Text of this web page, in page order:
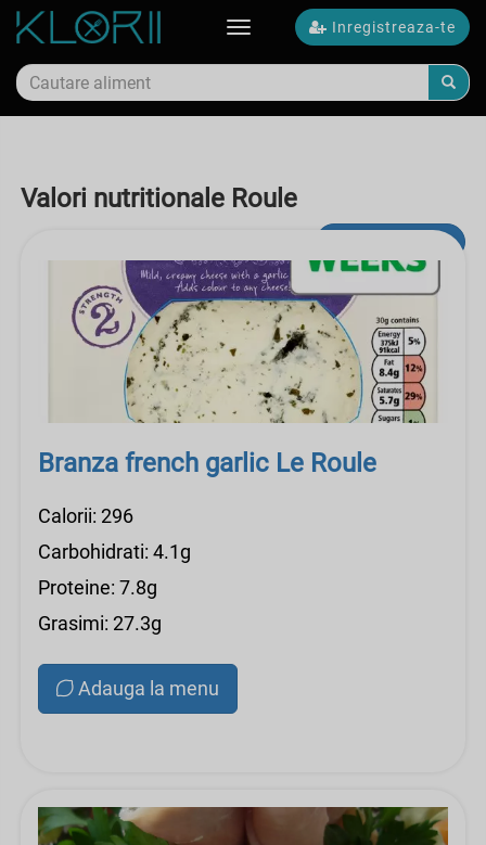
Inregistreaza-te
Toggle
Valori nutritionale Roule
Branza french garlic Le Roule
Calorii: 296
Carbohidrati: 4.1g
Proteine: 7.8g
Grasimi: 27.3g
Adauga la menu